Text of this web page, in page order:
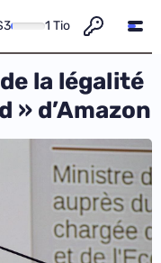
1 Tio
la légalité
» d’Amazon